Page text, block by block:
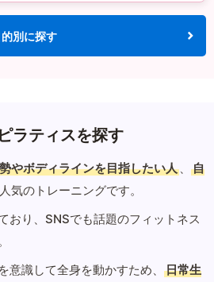
別に探す
ラティスを探す
やボディラインを目指したい人 、
自
気のトレーニングです。
おり、SNSでも話題のフィットネス
意識して全身を動かすため、
日常生